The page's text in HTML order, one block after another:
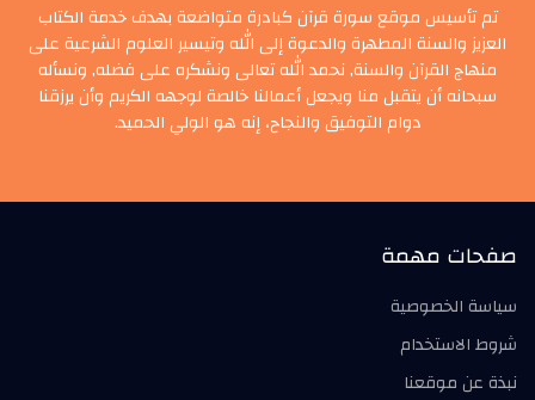
تم تأسيس موقع سورة قرآن كبادرة متواضعة بهدف خدمة الكتاب
العزيز والسنة المطهرة والدعوة إلى الله وتيسير العلوم الشرعية على
منهاج القرآن والسنة, نحمد الله تعالى ونشكره على فضله, ونسأله
سبحانه أن يتقبل منا ويجعل أعمالنا خالصة لوجهه الكريم وأن يرزقنا
دوام التوفيق والنجاح، إنه هو الولي الحميد.
صفحات مهمة
سياسة الخصوصية
شروط الاستخدام
نبذة عن موقعنا